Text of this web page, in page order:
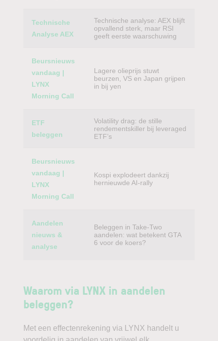
Technische
Analyse AEX
Technische analyse: AEX blijft
opvallend sterk, maar RSI
geeft eerste waarschuwing
Beursnieuws
vandaag |
LYNX
Morning Call
Lagere olieprijs stuwt
beurzen, VS en Japan grijpen
in bij yen
ETF
beleggen
Volatility drag: de stille
rendementskiller bij leveraged
ETF’s
Beursnieuws
vandaag |
LYNX
Morning Call
Kospi explodeert dankzij
hernieuwde AI-rally
Aandelen
nieuws &
analyse
Beleggen in Take-Two
aandelen: wat betekent GTA
6 voor de koers?
Waarom via LYNX in aandelen
beleggen?
Met een effectenrekening via LYNX handelt u